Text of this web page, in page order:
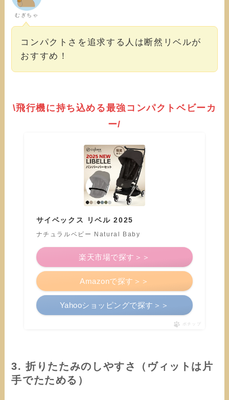
むぎちゃ
コンパクトさを追求する人は断然リベルが
おすすめ！
\飛行機に持ち込める最強コンパクトベビーカ
ー/
サイベックス リベル 2025
ナチュラルベビー Natural Baby
Amazonで探す＞＞
楽天市場で探す＞＞
Yahooショッピングで探す＞＞
ポチップ
3. 折りたたみのしやすさ（ヴィットは片
手でたためる）